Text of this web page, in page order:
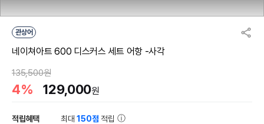
관상어
네이쳐아트 600 디스커스 세트 어항 -사각
135,500원
4% 129,000원
적립혜택 최대150점 적립